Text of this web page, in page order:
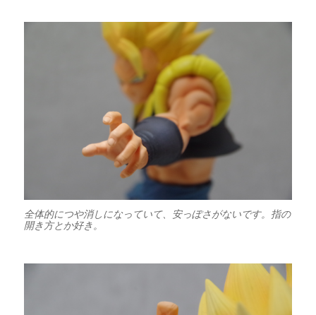
全体的につや消しになっていて、安っぽさがないです。指の
開き方とか好き。